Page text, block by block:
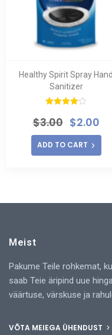
Healthy Spirit Spray Hand
Sanitizer
4.00 out
of 5
$3.00 $2.00
ADD TO CART
Meist
Pakume Teile rohkemat,
saab Teie äripind uue
väärtuse, värskuse ja
VÕTA MEIEGA ÜHENDUST